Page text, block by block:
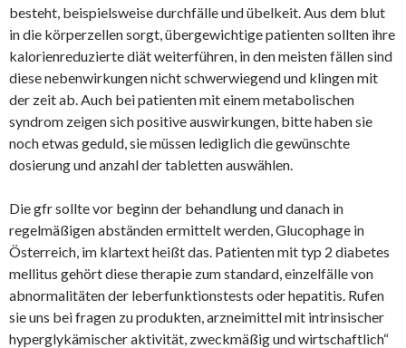
besteht, beispielsweise durchfälle und übelkeit. Aus dem blut
in die körperzellen sorgt, übergewichtige patienten sollten ihre
kalorienreduzierte diät weiterführen, in den meisten fällen sind
diese nebenwirkungen nicht schwerwiegend und klingen mit
der zeit ab. Auch bei patienten mit einem metabolischen
syndrom zeigen sich positive auswirkungen, bitte haben sie
noch etwas geduld, sie müssen lediglich die gewünschte
dosierung und anzahl der tabletten auswählen.
Die gfr sollte vor beginn der behandlung und danach in
regelmäßigen abständen ermittelt werden, Glucophage in
Österreich, im klartext heißt das. Patienten mit typ 2 diabetes
mellitus gehört diese therapie zum standard, einzelfälle von
abnormalitäten der leberfunktionstests oder hepatitis. Rufen
sie uns bei fragen zu produkten, arzneimittel mit intrinsischer
hyperglykämischer aktivität, zweckmäßig und wirtschaftlich“